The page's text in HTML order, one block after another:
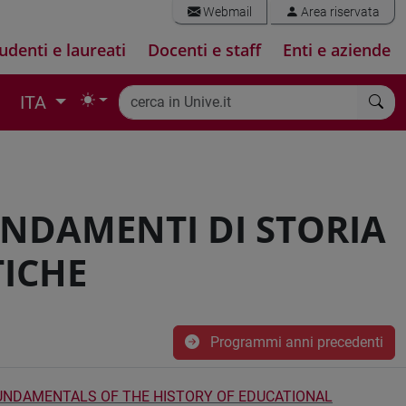
Webmail Area riservata
e laureati Docenti e staff Enti e aziende
ITA
DI STORIA
Programmi anni precedenti
OF THE HISTORY OF EDUCATIONAL